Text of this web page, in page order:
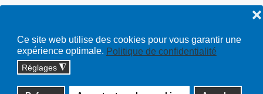
Ce site web utilise des cookies pour vous garantir une
expérience optimale. Politique de confidentialité
Réglages ◮
❌
Copyright © 2026 cossonay.ch - tous droits réservés | site :